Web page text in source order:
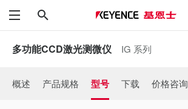
菜单
多功能CCD激光测微仪 IG 系列
概述 产品规格 型号 下载 价格咨询